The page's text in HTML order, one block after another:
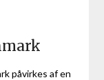
påvirkes af en